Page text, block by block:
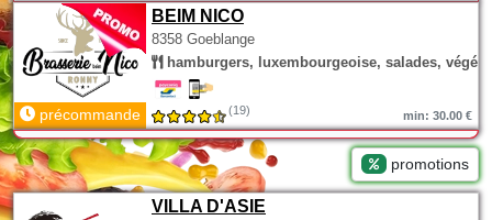
BEIM NICO
8358 Goeblange
hamburgers, luxembourgeoise, salades,
précommande (19) min: 30.00 €
promotions
VILLA D'ASIE